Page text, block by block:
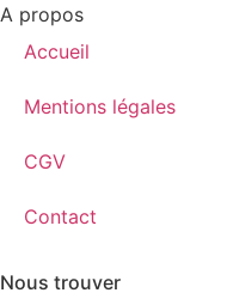
A propos
Accueil
Mentions légales
CGV
Contact
Nous trouver